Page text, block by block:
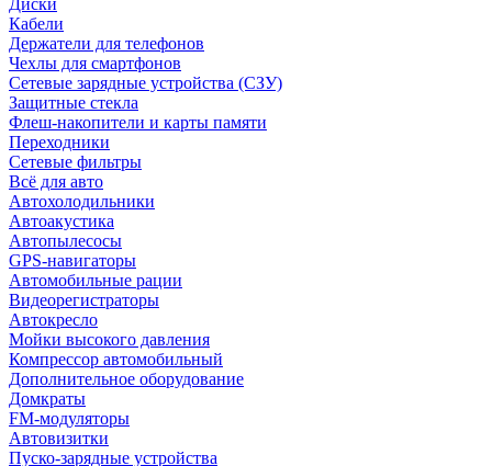
Диски
Кабели
Держатели для телефонов
Чехлы для смартфонов
Сетевые зарядные устройства (СЗУ)
Защитные стекла
Флеш-накопители и карты памяти
Переходники
Сетевые фильтры
Всё для авто
Автохолодильники
Автоакустика
Автопылесосы
GPS-навигаторы
Автомобильные рации
Видеорегистраторы
Автокресло
Мойки высокого давления
Компрессор автомобильный
Дополнительное оборудование
Домкраты
FM-модуляторы
Автовизитки
Пуско-зарядные устройства